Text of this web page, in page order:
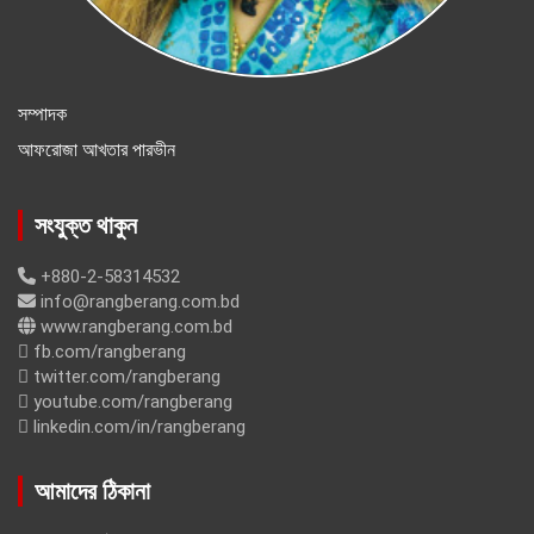
সম্পাদক
আফরোজা আখতার পারভীন
সংযুক্ত থাকুন
+880-2-58314532
info@rangberang.com.bd
www.rangberang.com.bd
fb.com/rangberang
twitter.com/rangberang
youtube.com/rangberang
linkedin.com/in/rangberang
আমাদের ঠিকানা